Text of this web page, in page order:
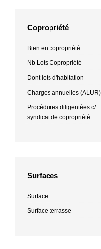
Copropriété
Bien en copropriété
Nb Lots Copropriété
Dont lots d'habitation
Charges annuelles (ALUR)
Procédures diligentées c/
syndicat de copropriété
Surfaces
Surface
Surface terrasse